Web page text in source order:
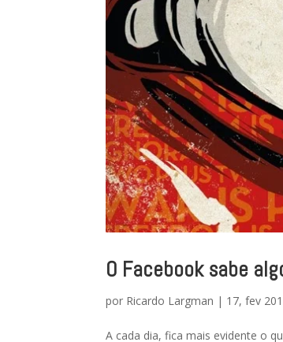
O Facebook sabe
por Ricardo Largman | 17, fev
A cada dia, fica mais evidente o